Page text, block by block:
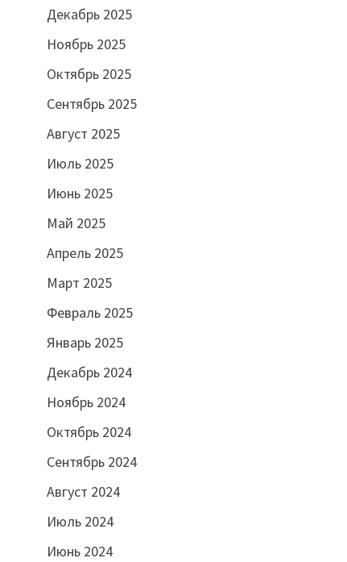
Декабрь 2025
Ноябрь 2025
Октябрь 2025
Сентябрь 2025
Август 2025
Июль 2025
Июнь 2025
Май 2025
Апрель 2025
Март 2025
Февраль 2025
Январь 2025
Декабрь 2024
Ноябрь 2024
Октябрь 2024
Сентябрь 2024
Август 2024
Июль 2024
Июнь 2024